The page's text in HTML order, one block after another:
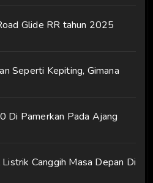
Glide RR tahun 2025
Seperti Kepiting, Gimana
Di Pamerkan Pada Ajang
Canggih Masa Depan Di